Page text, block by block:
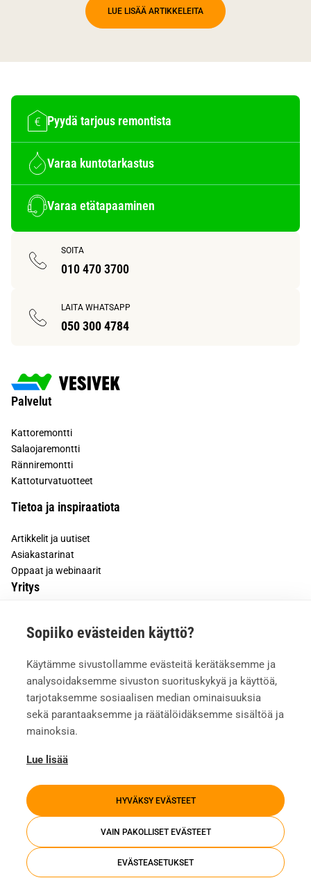
Sopiiko evästeiden käyttö?
Käytämme sivustollamme evästeitä kerätäksemme ja
analysoidaksemme sivuston suorituskykyä ja käyttöä,
tarjotaksemme sosiaalisen median ominaisuuksia
sekä parantaaksemme ja räätälöidäksemme sisältöä ja
mainoksia.
Lue lisää
HYVÄKSY EVÄSTEET
VAIN PAKOLLISET EVÄSTEET
EVÄSTEASETUKSET
LUE LISÄÄ ARTIKKELEITA
Pyydä tarjous remontista
Varaa kuntotarkastus
Varaa etätapaaminen
SOITA
010 470 3700
LAITA WHATSAPP
050 300 4784
Palvelut
Kattoremontti
Salaojaremontti
Ränniremontti
Kattoturvatuotteet
Tietoa ja inspiraatiota
Artikkelit ja uutiset
Asiakastarinat
Oppaat ja webinaarit
Yritys
Asiakkaiden kokemuksia
Yhteystiedot
Mediapankki